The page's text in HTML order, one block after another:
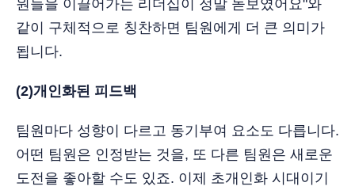
원들을 이끌어가는 리더십이 정말 돋보였어요"와
같이 구체적으로 칭찬하면 팀원에게 더 큰 의미가
됩니다.
(2)개인화된 피드백
팀원마다 성향이 다르고 동기부여 요소도 다릅니다.
어떤 팀원은 인정받는 것을, 또 다른 팀원은 새로운
도전을 좋아할 수도 있죠. 이제 초개인화 시대이기